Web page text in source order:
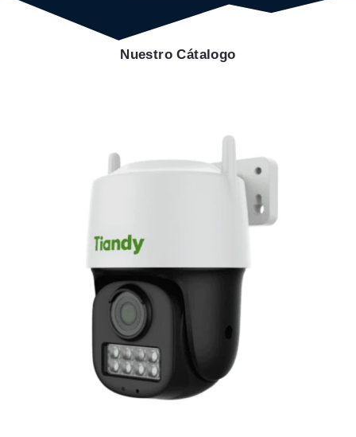
Nuestro Cátalogo